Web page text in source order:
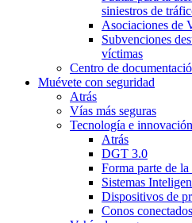
siniestros de
Asociaciones de
Subvenciones
víctimas
Centro de
Muévete con seguridad
Atrás
Vías más seguras
Tecnología e
Atrás
DGT 3.0
Forma parte de
Sistemas
Dispositivos de
Conos conectados